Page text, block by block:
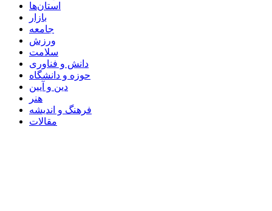
استان‌ها
بازار
جامعه
ورزش
سلامت
دانش و فناوری
حوزه و دانشگاه
دین و آیین
هنر
فرهنگ و اندیشه
مقالات